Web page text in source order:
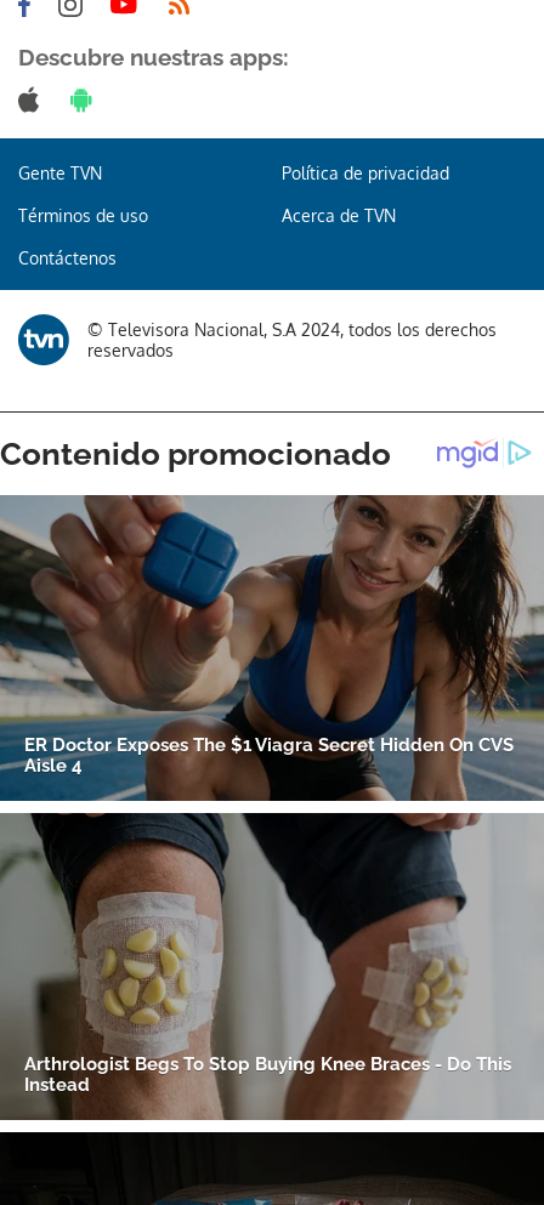
Gracias por suscribirte a nuestro boletín.
ACEPTAR
Descubre nuestras apps:
Gente TVN Política de privacidad
Términos de uso Acerca de TVN
Contáctenos
© Televisora Nacional, S.A 2024, todos los derechos
reservados